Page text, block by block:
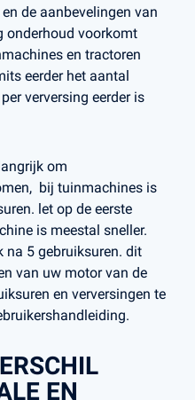
de aanbevelingen van
onderhoud voorkomt
en tractoren
eerder het aantal
verversing eerder is
om
bij tuinmachines is
let op de eerste
is meestal sneller.
na 5 gebruiksuren. dit
van uw motor van de
en verversingen te
EN